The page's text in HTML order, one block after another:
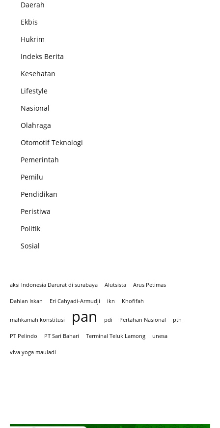
Daerah
Ekbis
Hukrim
Indeks Berita
Kesehatan
Lifestyle
Nasional
Olahraga
Otomotif Teknologi
Pemerintah
Pemilu
Pendidikan
Peristiwa
Politik
Sosial
aksi Indonesia Darurat di surabaya Alutsista Arus Petimas
Dahlan Iskan Eri Cahyadi-Armudji ikn Khofifah
mahkamah konstitusi pan pdi Pertahan Nasional ptn
PT Pelindo PT Sari Bahari Terminal Teluk Lamong unesa
viva yoga mauladi